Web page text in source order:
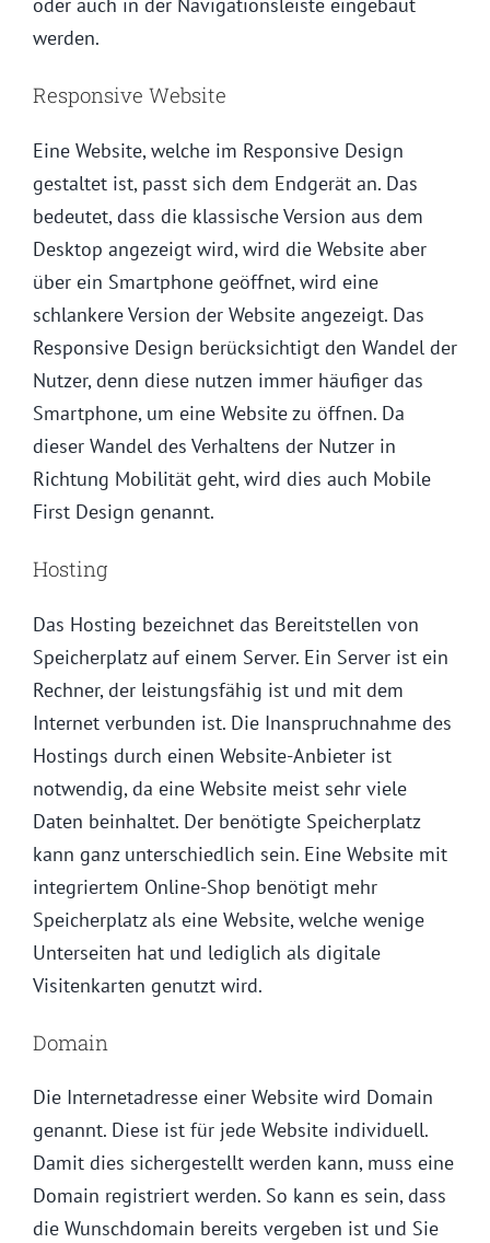
oder auch in der Navigationsleiste eingebaut
werden.
Responsive Website
Eine Website, welche im Responsive Design
gestaltet ist, passt sich dem Endgerät an. Das
bedeutet, dass die klassische Version aus dem
Desktop angezeigt wird, wird die Website aber
über ein Smartphone geöffnet, wird eine
schlankere Version der Website angezeigt. Das
Responsive Design berücksichtigt den Wandel der
Nutzer, denn diese nutzen immer häufiger das
Smartphone, um eine Website zu öffnen. Da
dieser Wandel des Verhaltens der Nutzer in
Richtung Mobilität geht, wird dies auch Mobile
First Design genannt.
Hosting
Das Hosting bezeichnet das Bereitstellen von
Speicherplatz auf einem Server. Ein Server ist ein
Rechner, der leistungsfähig ist und mit dem
Internet verbunden ist. Die Inanspruchnahme des
Hostings durch einen Website-Anbieter ist
notwendig, da eine Website meist sehr viele
Daten beinhaltet. Der benötigte Speicherplatz
kann ganz unterschiedlich sein. Eine Website mit
integriertem Online-Shop benötigt mehr
Speicherplatz als eine Website, welche wenige
Unterseiten hat und lediglich als digitale
Visitenkarten genutzt wird.
Domain
Die Internetadresse einer Website wird Domain
genannt. Diese ist für jede Website individuell.
Damit dies sichergestellt werden kann, muss eine
Domain registriert werden. So kann es sein, dass
die Wunschdomain bereits vergeben ist und Sie